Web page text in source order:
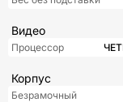
Видео
Процессор
Корпус
Безрамочный